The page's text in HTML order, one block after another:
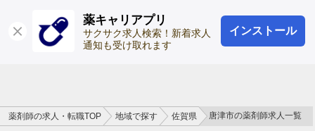
薬キャリアプリ
サクサク求人検索！新着求人
通知も受け取れます
インストール
ログイン 会員登録
薬剤師の求人・転職TOP 地域で探す 佐賀県 唐津市の薬剤師求人一覧